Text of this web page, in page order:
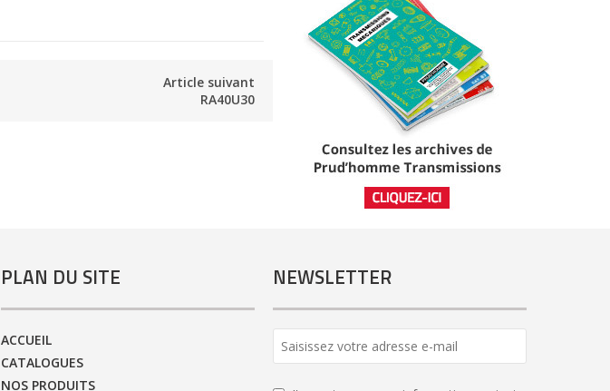
Article suivant
RA40U30
PLAN DU SITE
ACCUEIL
CATALOGUES
NOS PRODUITS
NEWSLETTER